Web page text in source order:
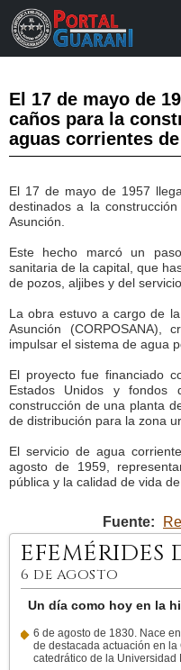
EFEMÉRIDES
6 DE AGOSTO
Un día como hoy en la
6 de agosto de 1830. Nace
de destacada actuación en
catedrático de la Universidad
El 17 de mayo de
caños para la
aguas corrientes
El 17 de mayo de 1957
destinados a la
Asunción.
Este hecho marcó un
sanitaria de la capital, que
de pozos, aljibes y del
La obra estuvo a cargo de
Asunción (CORPOSANA),
impulsar el sistema de agua
El proyecto fue financiado
Estados Unidos y fondos
construcción de una planta
de distribución para la zona
El servicio de agua
agosto de 1959,
pública y la calidad de vida
Fuente: